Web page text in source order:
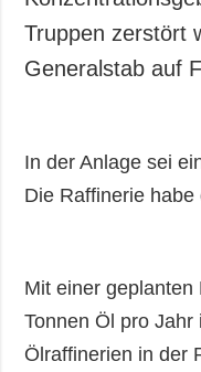
Truppen zerstört
Generalstab
In der Anlage sei
Die Raffinerie
Mit einer
Tonnen Öl pro
Ölraffinerien in der